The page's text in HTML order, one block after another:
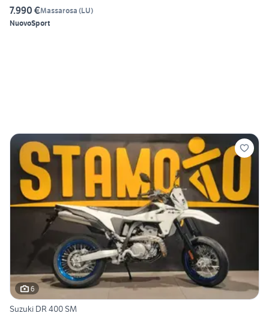
7.990 €Massarosa (LU)
NuovoSport
6
Suzuki DR 400 SM